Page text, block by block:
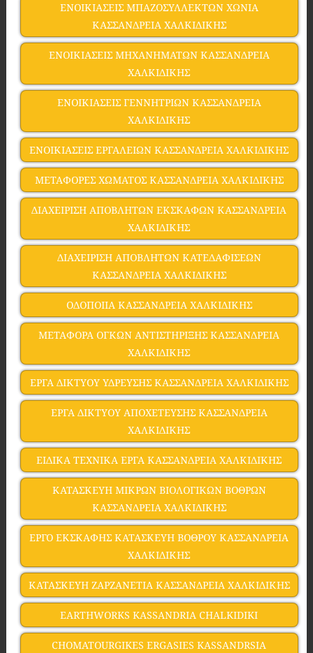
ΕΝΟΙΚΙΑΣΕΙΣ ΜΠΑΖΟΣΥΛΛΕΚΤΩΝ ΧΩΝΙΑ
ΚΑΣΣΑΝΔΡΕΙΑ ΧΑΛΚΙΔΙΚΗΣ
ΕΝΟΙΚΙΑΣΕΙΣ ΜΗΧΑΝΗΜΑΤΩΝ ΚΑΣΣΑΝΔΡΕΙΑ
ΧΑΛΚΙΔΙΚΗΣ
ΕΝΟΙΚΙΑΣΕΙΣ ΓΕΝΝΗΤΡΙΩΝ ΚΑΣΣΑΝΔΡΕΙΑ
ΧΑΛΚΙΔΙΚΗΣ
ΕΝΟΙΚΙΑΣΕΙΣ ΕΡΓΑΛΕΙΩΝ ΚΑΣΣΑΝΔΡΕΙΑ ΧΑΛΚΙΔΙΚΗΣ
ΜΕΤΑΦΟΡΕΣ ΧΩΜΑΤΟΣ ΚΑΣΣΑΝΔΡΕΙΑ ΧΑΛΚΙΔΙΚΗΣ
ΔΙΑΧΕΙΡΙΣΗ ΑΠΟΒΛΗΤΩΝ ΕΚΣΚΑΦΩΝ ΚΑΣΣΑΝΔΡΕΙΑ
ΧΑΛΚΙΔΙΚΗΣ
ΔΙΑΧΕΙΡΙΣΗ ΑΠΟΒΛΗΤΩΝ ΚΑΤΕΔΑΦΙΣΕΩΝ
ΚΑΣΣΑΝΔΡΕΙΑ ΧΑΛΚΙΔΙΚΗΣ
ΟΔΟΠΟΙΙΑ ΚΑΣΣΑΝΔΡΕΙΑ ΧΑΛΚΙΔΙΚΗΣ
ΜΕΤΑΦΟΡΑ ΟΓΚΩΝ ΑΝΤΙΣΤΗΡΙΞΗΣ ΚΑΣΣΑΝΔΡΕΙΑ
ΧΑΛΚΙΔΙΚΗΣ
ΕΡΓΑ ΔΙΚΤΥΟΥ ΥΔΡΕΥΣΗΣ ΚΑΣΣΑΝΔΡΕΙΑ ΧΑΛΚΙΔΙΚΗΣ
ΕΡΓΑ ΔΙΚΤΥΟΥ ΑΠΟΧΕΤΕΥΣΗΣ ΚΑΣΣΑΝΔΡΕΙΑ
ΧΑΛΚΙΔΙΚΗΣ
ΕΙΔΙΚΑ ΤΕΧΝΙΚΑ ΕΡΓΑ ΚΑΣΣΑΝΔΡΕΙΑ ΧΑΛΚΙΔΙΚΗΣ
ΚΑΤΑΣΚΕΥΗ ΜΙΚΡΩΝ ΒΙΟΛΟΓΙΚΩΝ ΒΟΘΡΩΝ
ΚΑΣΣΑΝΔΡΕΙΑ ΧΑΛΚΙΔΙΚΗΣ
ΕΡΓΟ ΕΚΣΚΑΦΗΣ ΚΑΤΑΣΚΕΥΗ ΒΟΘΡΟΥ ΚΑΣΣΑΝΔΡΕΙΑ
ΧΑΛΚΙΔΙΚΗΣ
ΚΑΤΑΣΚΕΥΗ ΖΑΡΖΑΝΕΤΙΑ ΚΑΣΣΑΝΔΡΕΙΑ ΧΑΛΚΙΔΙΚΗΣ
EARTHWORKS KASSANDRIA CHALKIDIKI
CHOMATOURGIKES ERGASIES KASSANDRSIA